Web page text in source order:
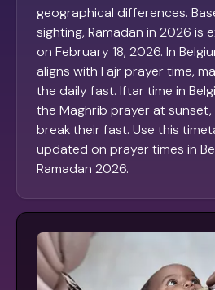
geographical differences.
sighting, Ramadan in 2026 is
on February 18, 2026. In
aligns with Fajr prayer time,
the daily fast. Iftar time in
the Maghrib prayer at sunset,
break their fast. Use this
updated on prayer times in
Ramadan 2026.